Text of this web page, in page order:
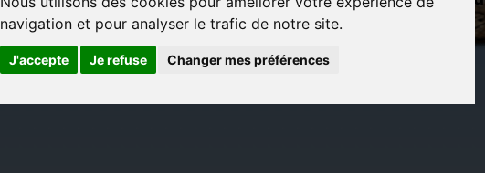
navigation et pour analyser le trafic de notre site.
J'accepte Je refuse Changer mes préférences
papeterie
originale
manuelles,
détente et
cadeaux
originaux
blog...